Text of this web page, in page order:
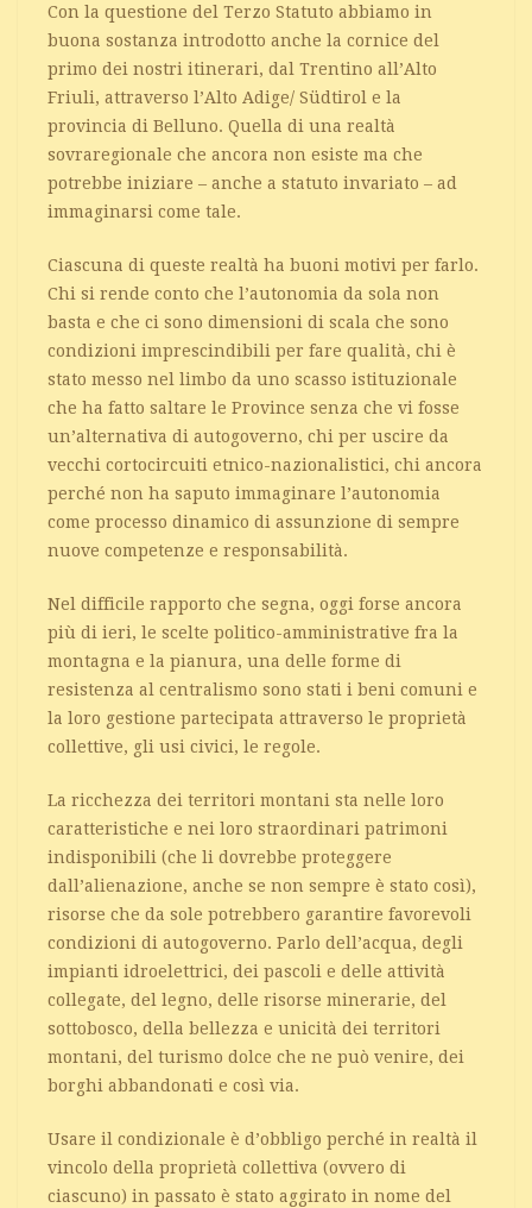
Con la questione del Terzo Statuto abbiamo in
buona sostanza introdotto anche la cornice del
primo dei nostri itinerari, dal Trentino all’Alto
Friuli, attraverso l’Alto Adige/ Südtirol e la
provincia di Belluno. Quella di una realtà
sovraregionale che ancora non esiste ma che
potrebbe iniziare – anche a statuto invariato – ad
immaginarsi come tale.
Ciascuna di queste realtà ha buoni motivi per farlo.
Chi si rende conto che l’autonomia da sola non
basta e che ci sono dimensioni di scala che sono
condizioni imprescindibili per fare qualità, chi è
stato messo nel limbo da uno scasso istituzionale
che ha fatto saltare le Province senza che vi fosse
un’alternativa di autogoverno, chi per uscire da
vecchi cortocircuiti etnico-nazionalistici, chi ancora
perché non ha saputo immaginare l’autonomia
come processo dinamico di assunzione di sempre
nuove competenze e responsabilità.
Nel difficile rapporto che segna, oggi forse ancora
più di ieri, le scelte politico-amministrative fra la
montagna e la pianura, una delle forme di
resistenza al centralismo sono stati i beni comuni e
la loro gestione partecipata attraverso le proprietà
collettive, gli usi civici, le regole.
La ricchezza dei territori montani sta nelle loro
caratteristiche e nei loro straordinari patrimoni
indisponibili (che li dovrebbe proteggere
dall’alienazione, anche se non sempre è stato così),
risorse che da sole potrebbero garantire favorevoli
condizioni di autogoverno. Parlo dell’acqua, degli
impianti idroelettrici, dei pascoli e delle attività
collegate, del legno, delle risorse minerarie, del
sottobosco, della bellezza e unicità dei territori
montani, del turismo dolce che ne può venire, dei
borghi abbandonati e così via.
Usare il condizionale è d’obbligo perché in realtà il
vincolo della proprietà collettiva (ovvero di
ciascuno) in passato è stato aggirato in nome del